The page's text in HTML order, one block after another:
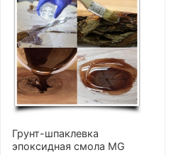
Грунт-шпаклевка
эпоксидная смола MG